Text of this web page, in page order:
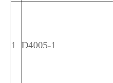
1 D4005-1